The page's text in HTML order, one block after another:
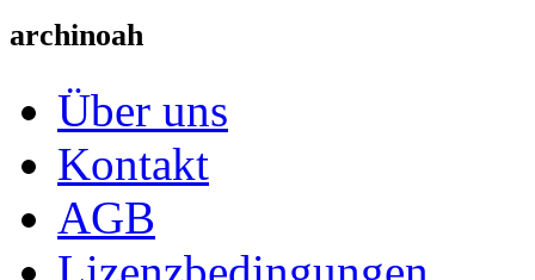
archinoah
Über uns
Kontakt
AGB